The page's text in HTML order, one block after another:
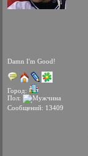
Damn I'm Good!
Город:
Пол:
Сообщений: 13409